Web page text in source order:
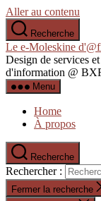
Aller au contenu
Recherche
Le e-Moleskine
Design de services
d'information @
Menu
Home
À propos
Recherche
Rechercher :
Fermer la recherche